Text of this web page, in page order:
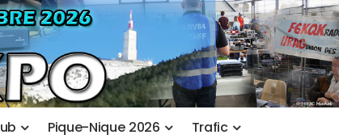
ub Pique-Nique 2026 Trafic